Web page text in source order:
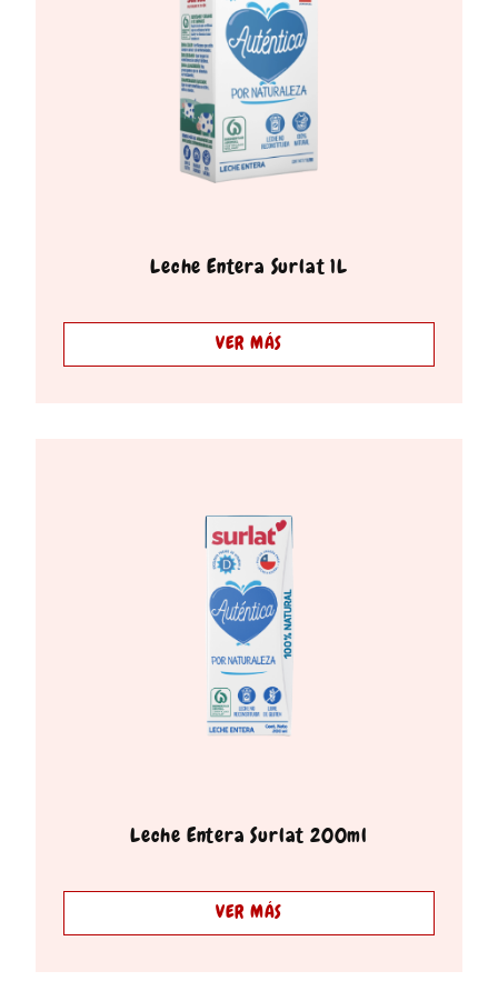
Leche Entera Surlat 1L
VER MÁS
Leche Entera Surlat 200ml
VER MÁS